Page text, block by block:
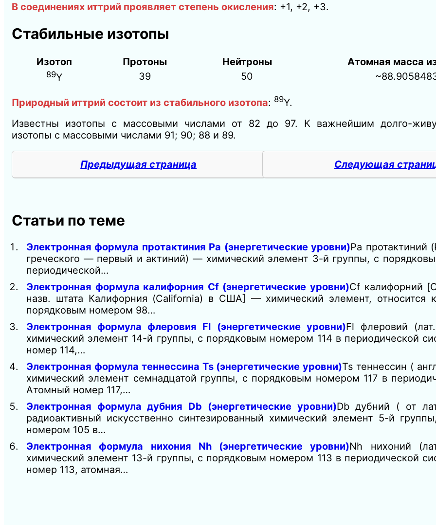
В соединениях иттрий проявляет степень окисления: +1, +2, +3.
Стабильные изотопы
Изотоп Протоны Нейтроны Атомная масса
89Y 39 50
Природный иттрий состоит из стабильного изотопа: 89Y.
Известны изотопы с массовыми числами от 82 до 97. К важнейшим долго-
изотопы с массовыми числами 91; 90; 88 и 89.
Предыдущая страница Следующая
Статьи по теме
Электронная формула протактиния Pa (энергетические уровни)Pa протактиний
греческого — первый и актиний) — химический элемент 3-й группы, с
периодической…
Электронная формула калифорния Cf (энергетические уровни)Cf калифорний
назв. штата Калифорния (California) в США] — химический элемент, относится
порядковым номером 98…
Электронная формула флеровия Fl (энергетические уровни)Fl флеровий
химический элемент 14-й группы, с порядковым номером 114 в периодической
номер 114,…
Электронная формула теннеcсина Ts (энергетические уровни)Ts теннесcин (
химический элемент семнадцатой группы, с порядковым номером 117 в
Атомный номер 117,…
Электронная формула дубния Db (энергетические уровни)Db дубний ( от
радиоактивный искусственно синтезированный химический элемент 5-й
номером 105 в…
Электронная формула нихония Nh (энергетические уровни)Nh нихоний
химический элемент 13-й группы, с порядковым номером 113 в периодической
номер 113, атомная…